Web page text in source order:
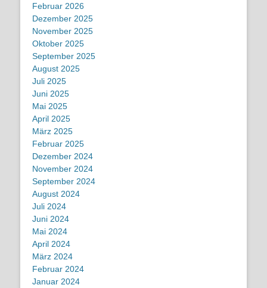
Februar 2026
Dezember 2025
November 2025
Oktober 2025
September 2025
August 2025
Juli 2025
Juni 2025
Mai 2025
April 2025
März 2025
Februar 2025
Dezember 2024
November 2024
September 2024
August 2024
Juli 2024
Juni 2024
Mai 2024
April 2024
März 2024
Februar 2024
Januar 2024